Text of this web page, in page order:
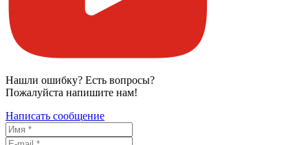
Нашли ошибку? Есть вопросы?
Пожалуйста напишите нам!
Написать сообщение